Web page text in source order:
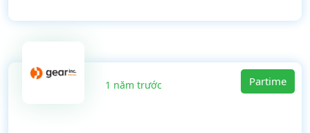
1 năm trước Partime